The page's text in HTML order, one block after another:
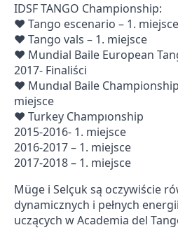
IDSF TANGO Championship:
♥ Tango escenario – 1. miejsce
♥ Tango vals – 1. miejsce
♥ Mundial Baile European
2017- Finaliści
♥ Mundıal Baile
miejsce
♥ Turkey Champıonship
2015-2016- 1. miejsce
2016-2017 – 1. miejsce
2017-2018 – 1. miejsce
Müge i Selçuk są oczywiście
dynamicznych i pełnych
uczących w Academia del